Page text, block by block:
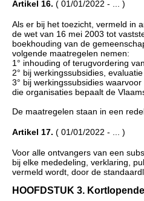
Artikel 16. ( 01/01/2022 - ... )
Als er bij het toezicht, vermeld in
de wet van 16 mei 2003 tot
boekhouding van de
volgende maatregelen nemen:
1° inhouding of terugvordering
2° bij werkingssubsidies,
3° bij werkingssubsidies
die organisaties bepaalt de
De maatregelen staan in een
Artikel 17. ( 01/01/2022 - ... )
Voor alle ontvangers van een
bij elke mededeling, verklaring,
vermeld wordt, door de
HOOFDSTUK 3.